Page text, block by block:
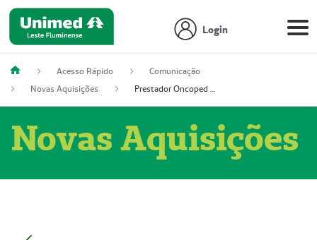
Login
Acesso Rápido
Comunicação
Novas Aquisições
Prestador Oncoped Serviços Médicos (51004335-0)
Novas Aquisições